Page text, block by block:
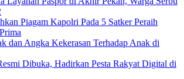
Piagam Kapolri Pada 5 Satker Peraih
dan Angka Kekerasan Terhadap Anak di
Dibuka, Hadirkan Pesta Rakyat Digital di